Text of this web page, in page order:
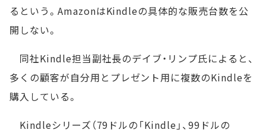
るという。AmazonはKindleの具体的な販売台数を公
開しない。
同社Kindle担当副社長のデイブ・リンプ氏によると、
多くの顧客が自分用とプレゼント用に複数のKindleを
購入している。
Kindleシリーズ（79ドルの「Kindle」、99ドルの